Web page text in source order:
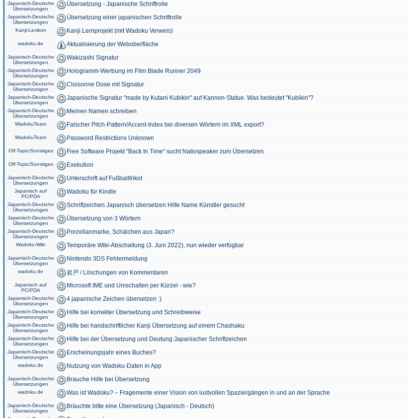
Japanisch-Deutsche
Übersetzungen
Übersetzung - Japanische Schriftrolle
Japanisch-Deutsche
Übersetzungen
Übersetzung einer japanischen Schriftrolle
Kanji-Lexikon Kanji Lernprojekt (mit Wadoku Verweis)
wadoku.de Aktualisierung der Weboberfläche
Japanisch-Deutsche
Übersetzungen
Wakizashi Signatur
Japanisch-Deutsche
Übersetzungen
Hologramm-Werbung im Film Blade Runner 2049
Japanisch-Deutsche
Übersetzungen
Cloisonne Dose mit Signatur
Japanisch-Deutsche
Übersetzungen
Japanische Signatur "made by Kutani Kubikin" auf Kannon-Statue. Was bedeutet "Kubikin"?
Japanisch-Deutsche
Übersetzungen
Meinen Namen schreiben
WadokuTeam Falscher Pitch-Pattern/Accent-Index bei diversen Wörtern im XML export?
WadokuTeam Password Restrictions Unknown
Off-Topic/Sonstiges Free Software Projekt "Back In Time" sucht Nativspeaker zum Übersetzen
Off-Topic/Sonstiges Exekution
Japanisch-Deutsche
Übersetzungen
Unterschrift auf Fußballtrikot
Japanisch auf
PC/PDA
Wadoku für Kindle
Japanisch-Deutsche
Übersetzungen
Schriftzeichen Japanisch übersetzen Hilfe Name Künstler gesucht
Japanisch-Deutsche
Übersetzungen
Übersetzung von 3 Wörtern
Japanisch-Deutsche
Übersetzungen
Porzellanmarke, Schälchen aus Japan?
Wadoku-Wiki Temporäre Wiki-Abschaltung (3. Juni 2022), nun wieder verfügbar
Japanisch-Deutsche
Übersetzungen
Nintendo 3DS Fehlermeldung
wadoku.de 岩戸 / Löschungen von Kommentaren
Japanisch auf
PC/PDA
Microsoft IME und Umschalten per Kürzel - wie?
Japanisch-Deutsche
Übersetzungen
4 japanische Zeichen übersetzen :)
Japanisch-Deutsche
Übersetzungen
Hilfe bei korrekter Übersetzung und Schreibweise
Japanisch-Deutsche
Übersetzungen
Hilfe bei handschriftlicher Kanji Übersetzung auf einem Chashaku
Japanisch-Deutsche
Übersetzungen
Hilfe bei der Übersetzung und Deutung Japanischer Schriftzeichen
Japanisch-Deutsche
Übersetzungen
Erscheinungsjahr eines Buches?
wadoku.de Nutzung von Wadoku-Daten in App
Japanisch-Deutsche
Übersetzungen
Brauche Hilfe bei Übersetzung
wadoku.de Was ist Wadoku? – Fragemente einer Vision von lustvollen Spaziergängen in und an der Sprache
Japanisch-Deutsche
Übersetzungen
Bräuchte bitte eine Übersetzung (Japanisch - Deutsch)